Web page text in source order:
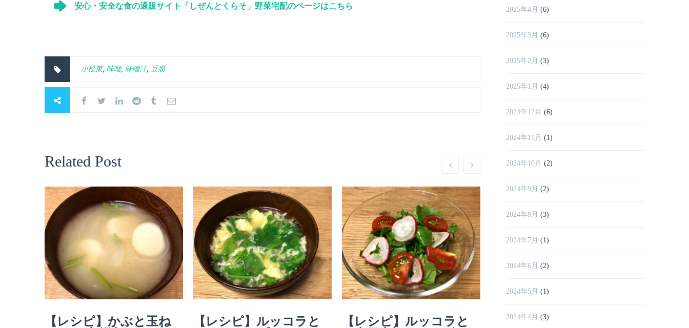
安心・安全な食の通販サイト「しぜんとくらそ」野菜宅配のページはこちら
小松菜, 味噌, 味噌汁, 豆腐
Related Post
【レシピ】かぶと玉ね
【レシピ】ルッコラと
【レシピ】ルッコラと
ばんかんジューシーで
2025年4月 (6)
2025年3月 (6)
2025年2月 (3)
2025年1月 (4)
2024年12月 (6)
2024年11月 (1)
2024年10月 (2)
2024年9月 (2)
2024年8月 (3)
2024年7月 (1)
2024年6月 (2)
2024年5月 (1)
2024年4月 (3)